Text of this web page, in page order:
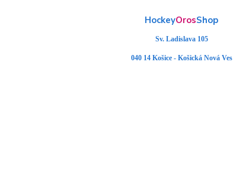
HockeyOrosShop
Sv. Ladislava 105
040 14 Košice - Košická Nová Ves